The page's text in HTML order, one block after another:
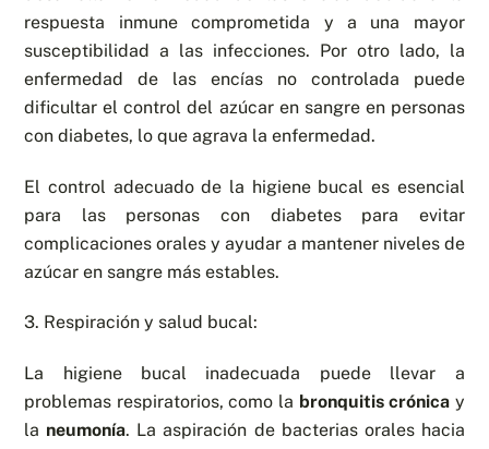
respuesta inmune comprometida y a una mayor
susceptibilidad a las infecciones. Por otro lado, la
enfermedad de las encías no controlada puede
dificultar el control del azúcar en sangre en personas
con diabetes, lo que agrava la enfermedad.
El control adecuado de la higiene bucal es esencial
para las personas con diabetes para evitar
complicaciones orales y ayudar a mantener niveles de
azúcar en sangre más estables.
3. Respiración y salud bucal:
La higiene bucal inadecuada puede llevar a
problemas respiratorios, como la bronquitis crónica y
la neumonía. La aspiración de bacterias orales hacia